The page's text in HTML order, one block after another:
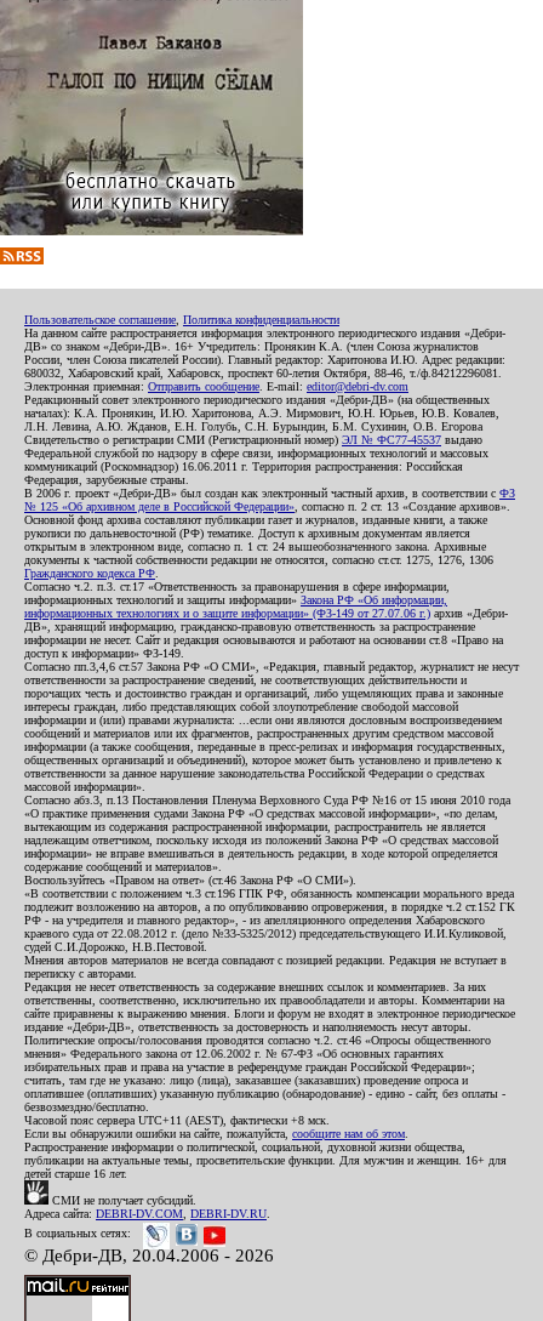
Пользовательское соглашение Политика конфиденциальности
На данном сайте распространяется информация электронного периодического издания «Дебри-
ДВ» со знаком «Дебри-ДВ». 16+ Учредитель: Пронякин К.А. (член Союза журналистов
России, член Союза писателей России). Главный редактор: Харитонова И.Ю. Адрес редакции:
680032, Хабаровский край, Хабаровск, проспект 60-летия Октября, 88-46, т./ф.84212296081.
Электронная приемная: Отправить сообщение . E-mail: editor@debri-dv.com
Редакционный совет электронного периодического издания «Дебри-ДВ» (на общественных
началах): К.А. Пронякин, И.Ю. Харитонова, А.Э. Мирмович, Ю.Н. Юрьев, Ю.В. Ковалев,
Л.Н. Левина, А.Ю. Жданов, Е.Н. Голубь, С.Н. Бурындин, Б.М. Сухинин, О.В. Егорова
Свидетельство о регистрации СМИ (Регистрационный номер) ЭЛ № ФС77-45537 выдано
Федеральной службой по надзору в сфере связи, информационных технологий и массовых
коммуникаций (Роскомнадзор) 16.06.2011 г. Территория распространения: Российская
Федерация, зарубежные страны.
В 2006 г. проект «Дебри-ДВ» был создан как электронный частный архив, в соответствии с ФЗ
№ 125 «Об архивном деле в Российской Федерации» , согласно п. 2 ст. 13 «Создание архивов».
Основной фонд архива составляют публикации газет и журналов, изданные книги, а также
рукописи по дальневосточной (РФ) тематике. Доступ к архивным документам является
открытым в электронном виде, согласно п. 1 ст. 24 вышеобозначенного закона. Архивные
документы к частной собственности редакции не относятся, согласно ст.ст. 1275, 1276, 1306
Гражданского кодекса РФ
Согласно ч.2. п.3. ст.17 «Ответственность за правонарушения в сфере информации,
информационных технологий и защиты информации» Закона РФ «Об информации,
информационных технологиях и о защите информации» (ФЗ-149 от 27.07.06 г.) архив «Дебри-
ДВ», хранящий информацию, гражданско-правовую ответственность за распространение
информации не несет. Сайт и редакция основываются и работают на основании ст.8 «Право на
доступ к информации» ФЗ-149.
Согласно пп.3,4,6 ст.57 Закона РФ «О СМИ», «Редакция, главный редактор, журналист не несут
ответственности за распространение сведений, не соответствующих действительности и
порочащих честь и достоинство граждан и организаций, либо ущемляющих права и законные
интересы граждан, либо представляющих собой злоупотребление свободой массовой
информации и (или) правами журналиста: ...если они являются дословным воспроизведением
сообщений и материалов или их фрагментов, распространенных другим средством массовой
информации (а также сообщения, переданные в пресс-релизах и информация государственных,
общественных организаций и объединений), которое может быть установлено и привлечено к
ответственности за данное нарушение законодательства Российской Федерации о средствах
массовой информации».
Согласно абз.3, п.13 Постановления Пленума Верховного Суда РФ №16 от 15 июня 2010 года
«О практике применения судами Закона РФ «О средствах массовой информации», «по делам,
вытекающим из содержания распространенной информации, распространитель не является
надлежащим ответчиком, поскольку исходя из положений Закона РФ «О средствах массовой
информации» не вправе вмешиваться в деятельность редакции, в ходе которой определяется
содержание сообщений и материалов».
Воспользуйтесь «Правом на ответ» (ст.46 Закона РФ «О СМИ»).
«В соответствии с положением ч.3 ст.196 ГПК РФ, обязанность компенсации морального вреда
подлежит возложению на авторов, а по опубликованию опровержения, в порядке ч.2 ст.152 ГК
РФ - на учредителя и главного редактор», - из апелляционного определения Хабаровского
краевого суда от 22.08.2012 г. (дело №33-5325/2012) председательствующего И.И.Куликовой,
судей С.И.Дорожко, Н.В.Пестовой.
Мнения авторов материалов не всегда совпадают с позицией редакции. Редакция не вступает в
переписку с авторами.
Редакция не несет ответственность за содержание внешних ссылок и комментариев. За них
ответственны, соответственно, исключительно их правообладатели и авторы. Комментарии на
сайте приравнены к выражению мнения. Блоги и форум не входят в электронное периодическое
издание «Дебри-ДВ», ответственность за достоверность и наполняемость несут авторы.
Политические опросы/голосования проводятся согласно ч.2. ст.46 «Опросы общественного
мнения» Федерального закона от 12.06.2002 г. № 67-ФЗ «Об основных гарантиях
избирательных прав и права на участие в референдуме граждан Российской Федерации»;
считать, там где не указано: лицо (лица), заказавшее (заказавших) проведение опроса и
оплатившее (оплативших) указанную публикацию (обнародование) - едино - сайт, без оплаты -
безвозмездно/бесплатно.
Часовой пояс сервера UTC+11 (AEST), фактически +8 мск.
Если вы обнаружили ошибки на сайте, пожалуйста, сообщите нам об этом
Распространение информации о политической, социальной, духовной жизни общества,
публикации на актуальные темы, просветительские функции. Для мужчин и женщин. 16+ для
детей старше 16 лет.
СМИ не получает субсидий.
Адреса сайта: DEBRI-DV.COM DEBRI-DV.RU
В социальных сетях:
© Дебри-ДВ, 20.04.2006 - 2026